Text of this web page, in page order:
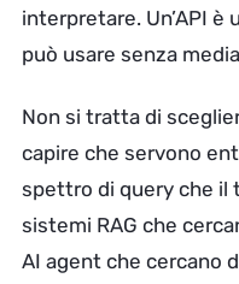
interpretare. Un’API è
può usare senza
Non si tratta di
capire che servono
spettro di query che il
sistemi RAG che
AI agent che cercano